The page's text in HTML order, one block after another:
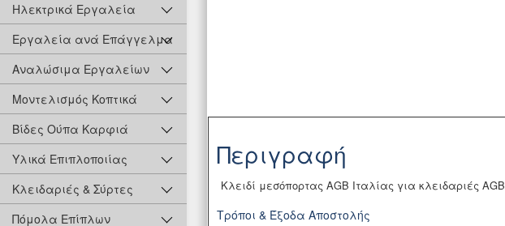
Ηλεκτρικά Εργαλεία
Εργαλεία ανά Επάγγελμα
Αναλώσιμα Εργαλείων
Μοντελισμός Κοπτικά
Βίδες Ούπα Καρφιά
Υλικά Επιπλοποιίας
Κλειδαριές & Σύρτες
Πόμολα Επίπλων
Περιγραφή
Κλειδί μεσόπορτας AGB Ιταλίας για κλειδαριές AGB
Τρόποι & Έξοδα Αποστολής